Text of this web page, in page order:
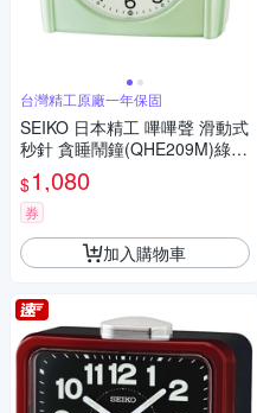
台灣精工原廠一年保固
SEIKO 日本精工 嗶嗶聲 滑動式
秒針 貪睡鬧鐘(QHE209M)綠/8.
5X9cm
$1,080
券
加入購物車